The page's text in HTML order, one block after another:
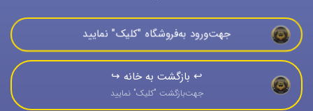
جهت‌ورود به‌فروشگاه "كليک" نماييد
↩️ بازگشت به خانه ↪️
جهت‌بازگشت "كليک" نماييد